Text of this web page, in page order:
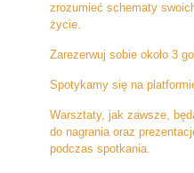
zrozumieć schematy
życie.
Zarezerwuj sobie około 3
Spotykamy się na
Warsztaty, jak zawsze,
do nagrania oraz
podczas spotkania.